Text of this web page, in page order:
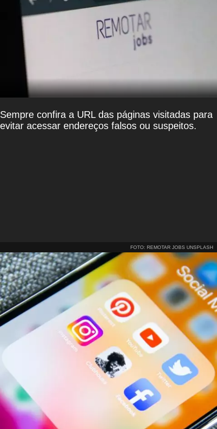
Sempre confira a URL das páginas visitadas para
evitar acessar endereços falsos ou suspeitos.
FOTO: REMOTAR JOBS UNSPLASH